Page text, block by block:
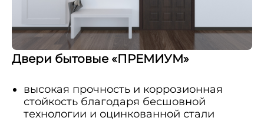
Двери бытовые «ПРЕМИУМ»
высокая прочность и коррозионная
стойкость благодаря бесшовной
технологии и оцинкованной стали